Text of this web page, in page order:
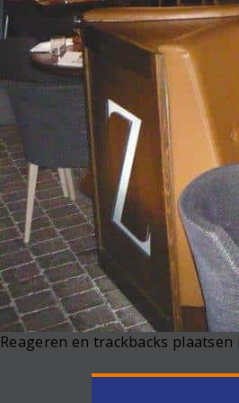
Reageren en trackbacks